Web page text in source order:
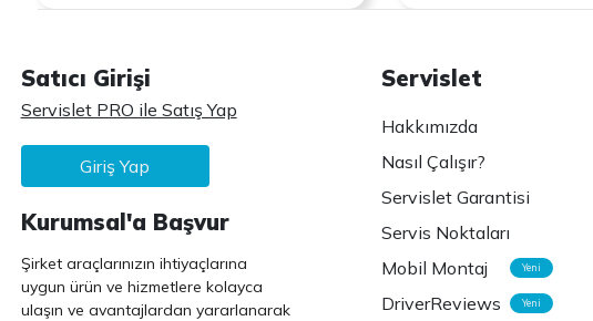
Satıcı Girişi
Servislet PRO ile Satış Yap
Giriş Yap
Kurumsal'a Başvur
Şirket araçlarınızın ihtiyaçlarına
uygun ürün ve hizmetlere kolayca
ulaşın ve avantajlardan yararlanarak
Servislet
Hakkımızda
Nasıl Çalışır?
Servislet Garantisi
Servis Noktaları
Mobil Montaj
Yeni
DriverReviews Yeni